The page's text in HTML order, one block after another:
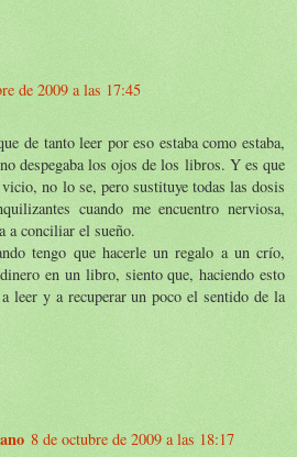
de 2009 a las 17:45
de tanto leer por eso estaba como estaba,
despegaba los ojos de los libros. Y es que
no lo se, pero sustituye todas las dosis
cuando me encuentro nerviosa,
a conciliar el sueño.
tengo que hacerle un regalo a un crío,
en un libro, siento que, haciendo esto
leer y a recuperar un poco el sentido de la
8 de octubre de 2009 a las 18:17